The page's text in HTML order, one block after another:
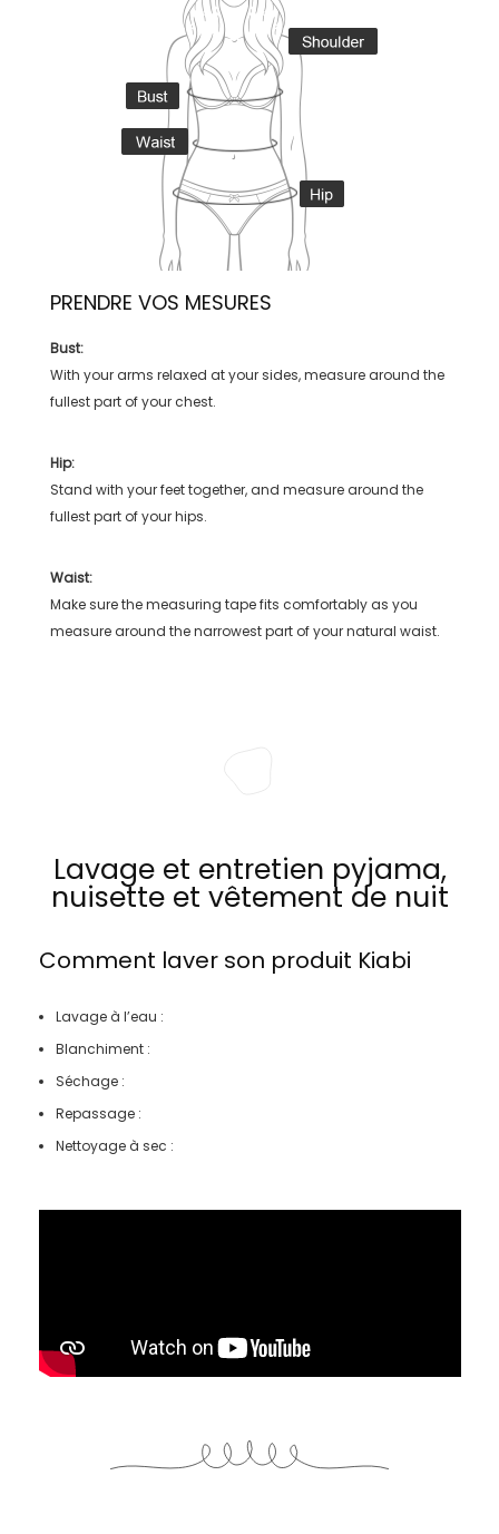
PRENDRE VOS MESURES
Bust:
With your arms relaxed at your sides, measure around the
fullest part of your chest.
Hip:
Stand with your feet together, and measure around the
fullest part of your hips.
Waist:
Make sure the measuring tape fits comfortably as you
measure around the narrowest part of your natural waist.
Lavage et entretien pyjama,
nuisette et vêtement de nuit
Comment laver son produit Kiabi
Lavage à l’eau :
Blanchiment :
Séchage :
Repassage :
Nettoyage à sec :